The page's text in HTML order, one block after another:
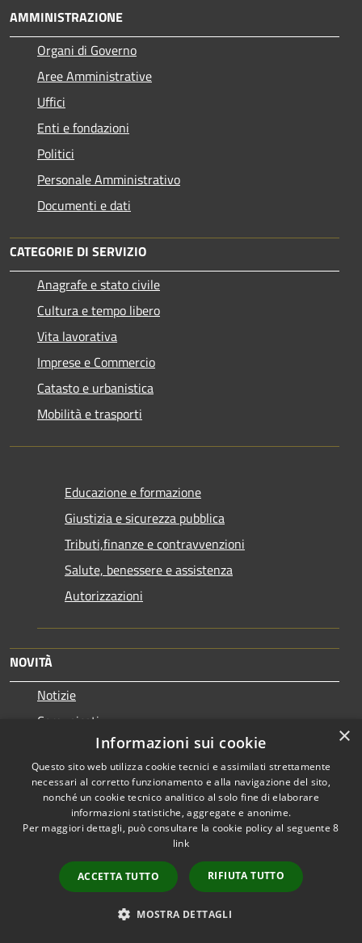
AMMINISTRAZIONE
Organi di Governo
Aree Amministrative
Uffici
Enti e fondazioni
Politici
Personale Amministrativo
Documenti e dati
CATEGORIE DI SERVIZIO
Anagrafe e stato civile
Cultura e tempo libero
Vita lavorativa
Imprese e Commercio
Catasto e urbanistica
Mobilità e trasporti
Educazione e formazione
Giustizia e sicurezza pubblica
Tributi,finanze e contravvenzioni
Salute, benessere e assistenza
Autorizzazioni
NOVITÀ
Notizie
Comunicati
VIVERE IL COMUNE
Luoghi
CONTATTI
×
Informazioni sui cookie
Questo sito web utilizza cookie tecnici e assimilati strettamente
necessari al corretto funzionamento e alla navigazione del sito,
nonché un cookie tecnico analitico al solo fine di elaborare
informazioni statistiche, aggregate e anonime.
Per maggiori dettagli, può consultare la cookie policy al seguente8
link
ACCETTA TUTTO RIFIUTA TUTTO
MOSTRA DETTAGLI